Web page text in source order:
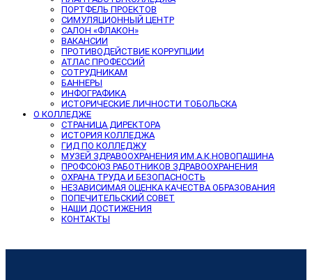
ПОРТФЕЛЬ ПРОЕКТОВ
СИМУЛЯЦИОННЫЙ ЦЕНТР
САЛОН «ФЛАКОН»
ВАКАНСИИ
ПРОТИВОДЕЙСТВИЕ КОРРУПЦИИ
АТЛАС ПРОФЕССИЙ
СОТРУДНИКАМ
БАННЕРЫ
ИНФОГРАФИКА
ИСТОРИЧЕСКИЕ ЛИЧНОСТИ ТОБОЛЬСКА
О КОЛЛЕДЖЕ
СТРАНИЦА ДИРЕКТОРА
ИСТОРИЯ КОЛЛЕДЖА
ГИД ПО КОЛЛЕДЖУ
МУЗЕЙ ЗДРАВООХРАНЕНИЯ ИМ.А.К.НОВОПАШИНА
ПРОФСОЮЗ РАБОТНИКОВ ЗДРАВООХРАНЕНИЯ
ОХРАНА ТРУДА И БЕЗОПАСНОСТЬ
НЕЗАВИСИМАЯ ОЦЕНКА КАЧЕСТВА ОБРАЗОВАНИЯ
ПОПЕЧИТЕЛЬСКИЙ СОВЕТ
НАШИ ДОСТИЖЕНИЯ
КОНТАКТЫ